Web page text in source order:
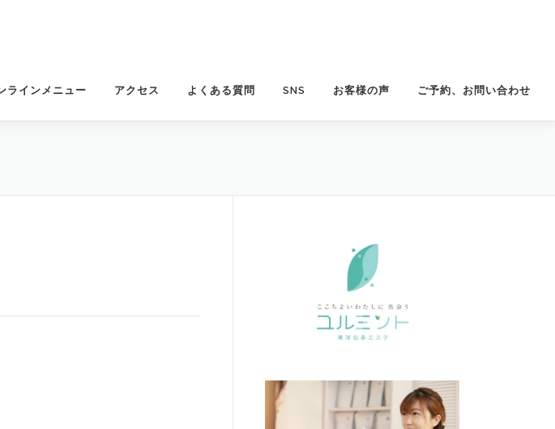
ラインメニュー アクセス よくある質問 SNS お客様の声 ご予約、お問い合わせ